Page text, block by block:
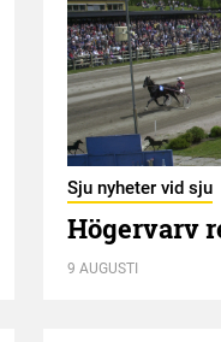
Sju nyheter vid sju
Högervarv
9 AUGUSTI